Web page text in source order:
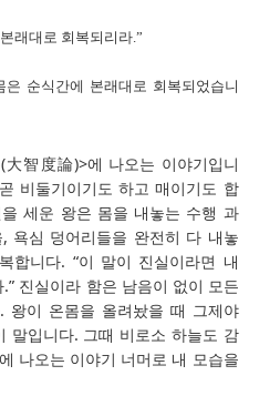
래대로 회복되리라.”
순식간에 본래대로 회복되었습니
大智度論)>에 나오는 이야기입니
비둘기이기도 하고 매이기도 합
세운 왕은 몸을 내놓는 수행 과
욕심 덩어리들을 완전히 다 내놓
합니다. “이 말이 진실이라면 내
진실이라 함은 남음이 없이 모든
왕이 온몸을 올려놨을 때 그제야
말입니다. 그때 비로소 하늘도 감
나오는 이야기 너머로 내 모습을